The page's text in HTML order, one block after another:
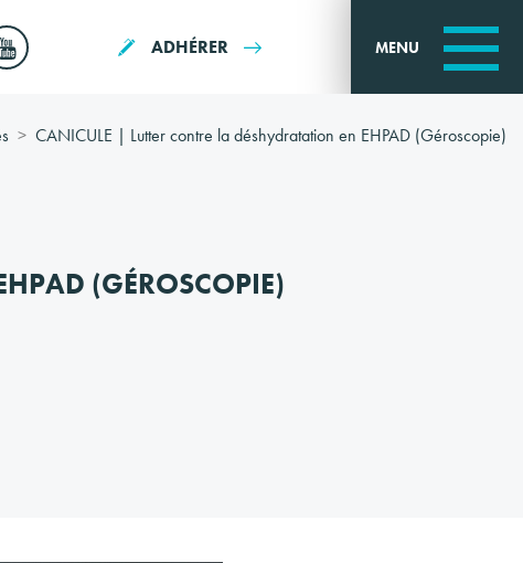
ADHÉRER MENU
CANICULE | Lutter contre la déshydratation en EHPAD (Géroscopie)
(GÉROSCOPIE)